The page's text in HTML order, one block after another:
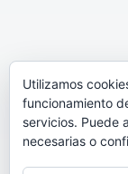
Pages
Utilizamos
funcionamiento
servicios. Puede
necesarias o